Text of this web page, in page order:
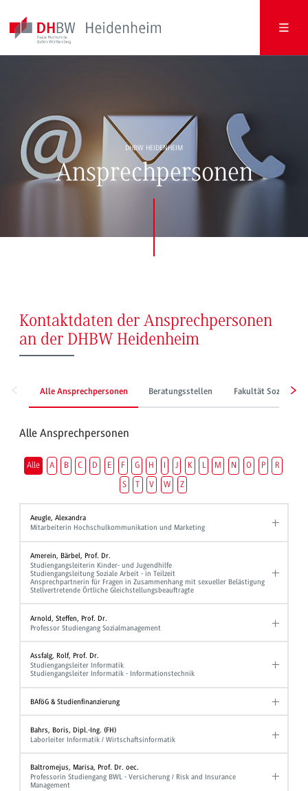
DHBW HEIDENHEIM
Ansprechpersonen
Kontaktdaten der Ansprechpersonen
an der DHBW Heidenheim
Alle Ansprechpersonen Beratungsstellen Fakultät
Alle Ansprechpersonen
Alle A B C D E F G H I J K L M N O P
R
S
T V W Z
Aeugle, Alexandra
Mitarbeiterin Hochschulkommunikation und Marketing
Amerein, Bärbel, Prof. Dr.
Studiengangsleiterin Kinder- und Jugendhilfe
Studiengangsleitung Soziale Arbeit - in Teilzeit
Ansprechpartnerin für Fragen in Zusammenhang mit sexueller Belästigung
Stellvertretende Örtliche Gleichstellungsbeauftragte
Arnold, Steffen, Prof. Dr.
Professor Studiengang Sozialmanagement
Assfalg, Rolf, Prof. Dr.
Studiengangsleiter Informatik
Studiengangsleiter Informatik - Informationstechnik
BAföG & Studienfinanzierung
Bahrs, Boris, Dipl.-Ing. (FH)
Laborleiter Informatik / Wirtschaftsinformatik
Baltromejus, Marisa, Prof. Dr. oec.
Professorin Studiengang BWL - Versicherung / Risk and Insurance
Management